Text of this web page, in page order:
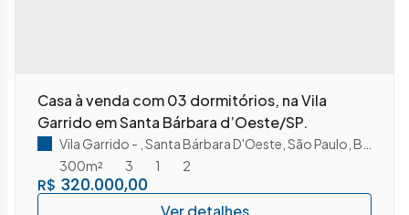
Casa à venda com 03 dormitórios, na Vila
Garrido em Santa Bárbara d’Oeste/SP.
R$ 320.000,00
Vila Garrido Santa Bárbara D'Oeste São Paulo Brasil
3
1
300m² 2